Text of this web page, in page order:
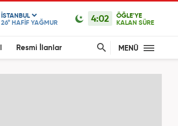
ISTANBUL
26° HAFİF YAĞMUR 4:02
ÖĞLE'YE
KALAN SÜRE
Resmi İlanlar MENÜ